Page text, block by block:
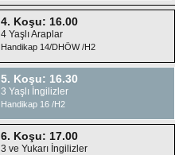
4. Koşu: 16.00
4 Yaşlı Araplar
Handikap 14/DHÖW /H2
5. Koşu: 16.30
3 Yaşlı İngilizler
Handikap 16 /H2
6. Koşu: 17.00
3 ve Yukarı İngilizler